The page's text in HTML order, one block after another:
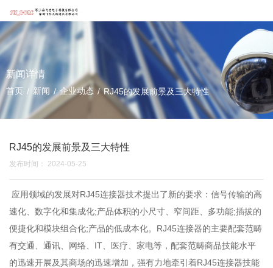
新闻详情
首页 / 新闻 /企业动态 /RJ45的发展前景及三大特性
RJ45的发展前景及三大特性
发布时间： 2024-05-25
应用领域的发展对RJ45连接器技术提出了新的要求：信号传输的高
速化、数字化和集成化;产品体积的小尺寸、窄间距、多功能;插拔的
便捷化和模块组合化;产品的低成本化。RJ45连接器的主要配套范畴
有交通、通讯、网络、IT、医疗、家电等，配套范畴商品技能水平
的迅速开展及其商场的迅速增加，强有力地牵引着RJ45连接器技能